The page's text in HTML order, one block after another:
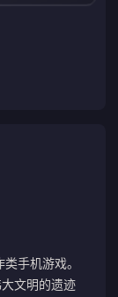
手机游戏。
文明的遗迹